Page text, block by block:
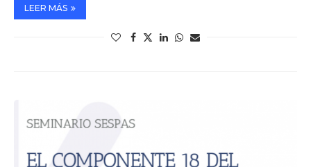
LEER MÁS